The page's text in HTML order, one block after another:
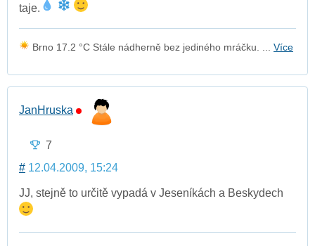
taje.
Brno 17.2 °C Stále nádherně bez jediného mráčku. ... Více
JanHruska
7
# 12.04.2009, 15:24
JJ, stejně to určitě vypadá v Jeseníkách a Beskydech